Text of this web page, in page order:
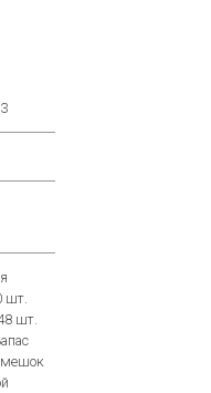
шт.
шт.